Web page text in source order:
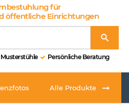
für
öffentliche Einrichtungen
Musterstühle Persönliche Beratung
Alle Produkte